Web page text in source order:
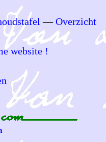
—Overzicht
website !